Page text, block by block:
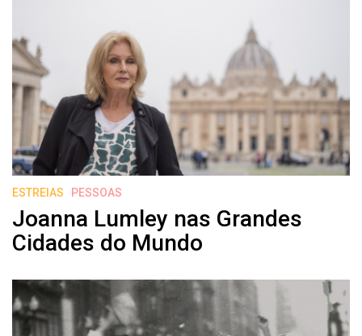
ESTREIAS PESSOAS
Joanna Lumley nas Grandes
Cidades do Mundo